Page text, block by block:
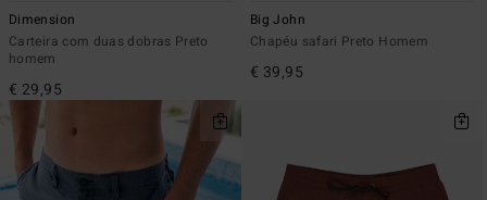
Dimension
Carteira com duas dobras Preto
homem
€ 29,95
Big John
Chapéu safari Preto Homem
€ 39,95